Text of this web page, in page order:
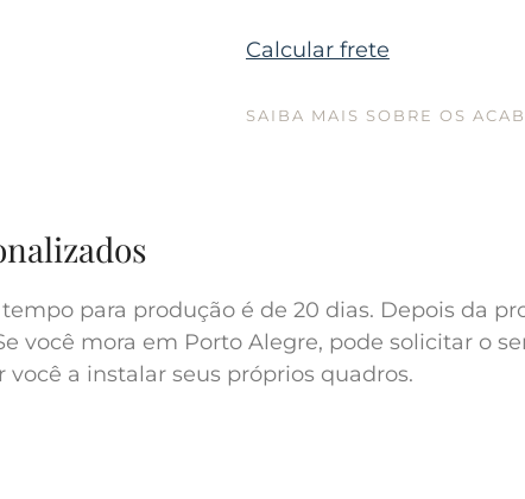
Calcular frete
SAIBA MAIS SOBRE OS
para produção é de 20 dias. Depois da
você mora em Porto Alegre, pode solicitar o
a instalar seus próprios quadros.